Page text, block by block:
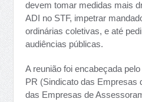
devem tomar medidas mais
ADI no STF, impetrar
ordinárias coletivas, e até
audiências públicas.
A reunião foi encabeçada
PR (Sindicato das Empresas
das Empresas de